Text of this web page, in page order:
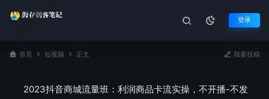
登录
首页 短视频 正文 我要投稿
2023抖音商城流量班：利润商品卡流实操，不开播-不发